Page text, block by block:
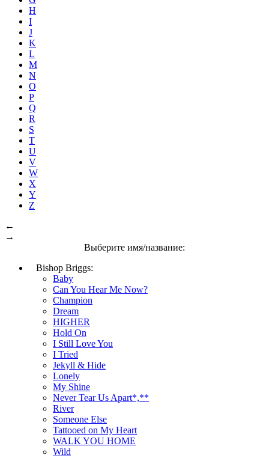
H
I
J
K
L
M
N
O
P
Q
R
S
T
U
V
W
X
Y
Z
←
→
Выберите имя/название:
Bishop Briggs:
Baby
Can You Hear Me Now?
Champion
Dream
HIGHER
Hold On
I Still Love You
I Tried
Jekyll & Hide
Lonely
My Shine
Never Tear Us Apart*,**
River
Someone Else
Tattooed on My Heart
WALK YOU HOME
Wild